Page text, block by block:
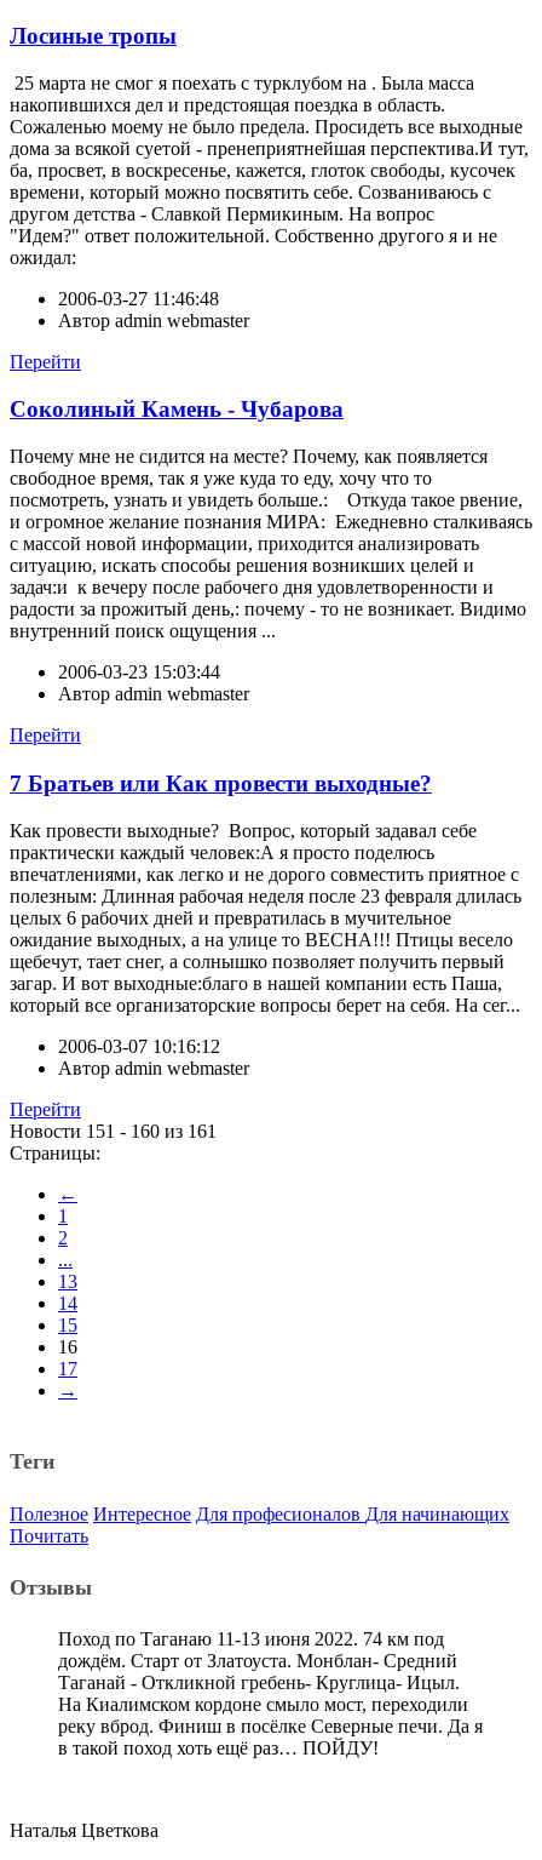
Лосиные тропы
25 марта не смог я поехать с турклубом на . Была масса
накопившихся дел и предстоящая поездка в область.
Сожаленью моему не было предела. Просидеть все выходные
дома за всякой суетой - пренеприятнейшая перспектива.И тут,
ба, просвет, в воскресенье, кажется, глоток свободы, кусочек
времени, который можно посвятить себе. Созваниваюсь с
другом детства - Славкой Пермикиным. На вопрос
"Идем?" ответ положительной. Собственно другого я и не
ожидал:
2006-03-27 11:46:48
Автор admin webmaster
Перейти
Соколиный Камень - Чубарова
Почему мне не сидится на месте? Почему, как появляется
свободное время, так я уже куда то еду, хочу что то
посмотреть, узнать и увидеть больше.: Откуда такое рвение,
и огромное желание познания МИРА: Ежедневно сталкиваясь
с массой новой информации, приходится анализировать
ситуацию, искать способы решения возникших целей и
задач:и к вечеру после рабочего дня удовлетворенности и
радости за прожитый день,: почему - то не возникает. Видимо
внутренний поиск ощущения ...
2006-03-23 15:03:44
Автор admin webmaster
Перейти
7 Братьев или Как провести выходные?
Как провести выходные? Вопрос, который задавал себе
практически каждый человек:А я просто поделюсь
впечатлениями, как легко и не дорого совместить приятное с
полезным: Длинная рабочая неделя после 23 февраля длилась
целых 6 рабочих дней и превратилась в мучительное
ожидание выходных, а на улице то ВЕСНА!!! Птицы весело
щебечут, тает снег, а солнышко позволяет получить первый
загар. И вот выходные:благо в нашей компании есть Паша,
который все организаторские вопросы берет на себя. На сег...
2006-03-07 10:16:12
Автор admin webmaster
Перейти
Новости 151 - 160 из 161
Страницы:
←
1
2
...
13
14
15
16
17
→
Теги
Полезное Интересное Для професионалов Для начинающих
Почитать
Отзывы
Поход по Таганаю 11-13 июня 2022. 74 км под
дождём. Старт от Златоуста. Монблан- Средний
Таганай - Откликной гребень- Круглица- Ицыл.
На Киалимском кордоне смыло мост, переходили
реку вброд. Финиш в посёлке Северные печи. Да я
в такой поход хоть ещё раз… ПОЙДУ!
Наталья Цветкова